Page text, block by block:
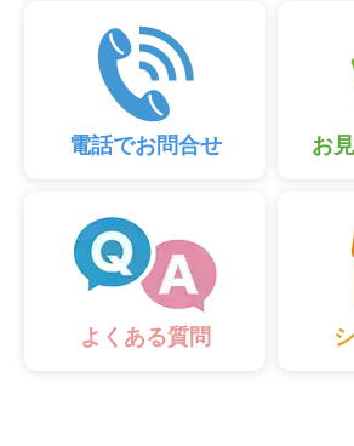
電話でお問合せ お
よくある質問